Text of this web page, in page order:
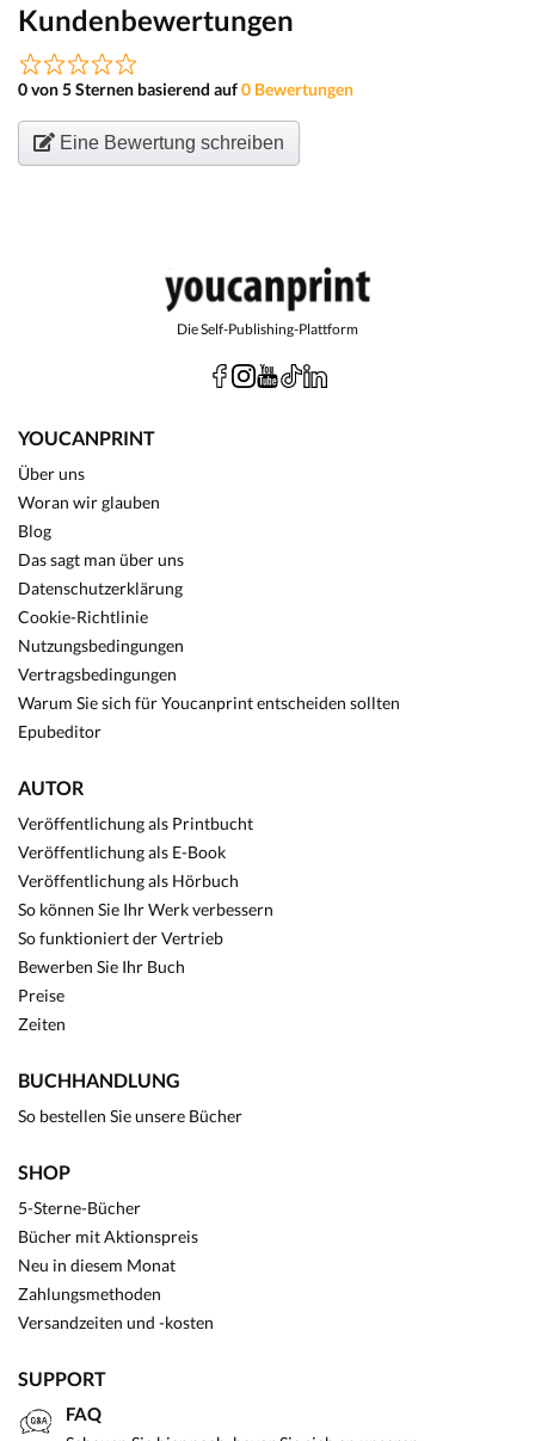
Kundenbewertungen
0 von 5 Sternen basierend auf0 Bewertungen
Eine Bewertung schreiben
Die Self-Publishing-Plattform
YOUCANPRINT
Über uns
Woran wir glauben
Blog
Das sagt man über uns
Datenschutzerklärung
Cookie-Richtlinie
Nutzungsbedingungen
Vertragsbedingungen
Warum Sie sich für Youcanprint entscheiden sollten
Epubeditor
AUTOR
Veröffentlichung als Printbucht
Veröffentlichung als E-Book
Veröffentlichung als Hörbuch
So können Sie Ihr Werk verbessern
So funktioniert der Vertrieb
Bewerben Sie Ihr Buch
Preise
Zeiten
BUCHHANDLUNG
So bestellen Sie unsere Bücher
SHOP
5-Sterne-Bücher
Bücher mit Aktionspreis
Neu in diesem Monat
Zahlungsmethoden
Versandzeiten und -kosten
SUPPORT
FAQ